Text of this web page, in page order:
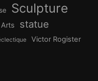
Sculpture
statue
Victor Rogister